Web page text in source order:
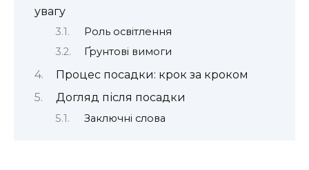
увагу
Роль освітлення
Ґрунтові вимоги
Процес посадки: крок за кроком
Догляд після посадки
Заключні слова